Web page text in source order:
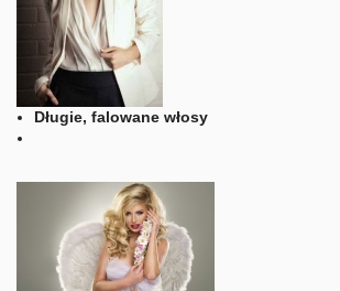
Długie, falowane włosy